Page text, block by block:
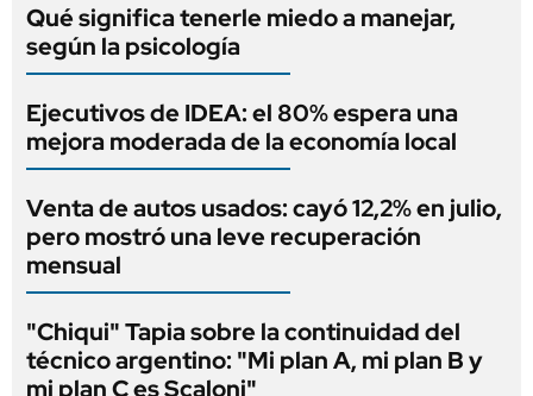
Qué significa tenerle miedo a manejar,
según la psicología
Ejecutivos de IDEA: el 80% espera una
mejora moderada de la economía local
Venta de autos usados: cayó 12,2% en julio,
pero mostró una leve recuperación
mensual
"Chiqui" Tapia sobre la continuidad del
técnico argentino: "Mi plan A, mi plan B y
mi plan C es Scaloni"